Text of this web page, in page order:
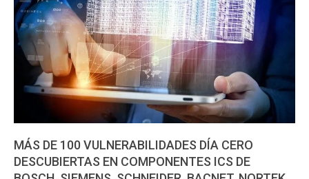
MÁS DE 100 VULNERABILIDADES DÍA CERO
DESCUBIERTAS EN COMPONENTES ICS DE